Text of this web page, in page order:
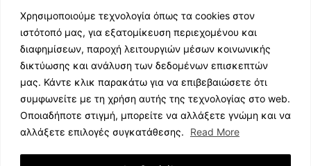
Χρησιμοποιούμε τεχνολογία όπως τα cookies στον
ιστότοπό μας, για εξατομίκευση περιεχομένου και
διαφημίσεων, παροχή λειτουργιών μέσων κοινωνικής
δικτύωσης και ανάλυση των δεδομένων επισκεπτών
μας. Κάντε κλικ παρακάτω για να επιβεβαιώσετε ότι
συμφωνείτε με τη χρήση αυτής της τεχνολογίας στο web.
Οποιαδήποτε στιγμή, μπορείτε να αλλάξετε γνώμη και να
αλλάξετε επιλογές συγκατάθεσης.
Read More
ΕΛΛΗΝΙΚΗ ΜΟΥΣΙΚΗ
TV SHOWS
EVENTS
ΘΕΑΤΡΟ
ΔΙΑΓΩΝΙΣΜΟΙ
STOA CULTURA